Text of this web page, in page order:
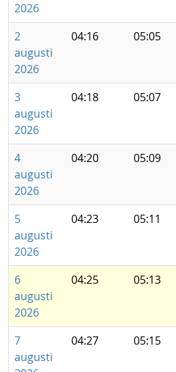
2026
2
augusti
2026
04:16 05:05
3
augusti
2026
04:18 05:07
4
augusti
2026
04:20 05:09
5
augusti
2026
04:23 05:11
6
augusti
2026
04:25 05:13
7
augusti
04:27 05:15